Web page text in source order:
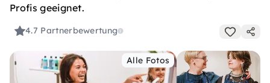
Profis geeignet.
4.7 Partnerbewertung
Alle Fotos